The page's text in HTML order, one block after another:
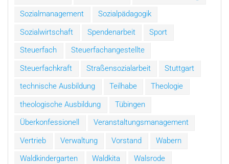
Sozialmanagement
Sozialpädagogik
Sozialwirtschaft
Spendenarbeit
Sport
Steuerfach
Steuerfachangestellte
Steuerfachkraft
Straßensozialarbeit
Stuttgart
technische Ausbildung
Teilhabe
Theologie
theologische Ausbildung
Tübingen
Überkonfessionell
Veranstaltungsmanagement
Vertrieb
Verwaltung Vorstand
Wabern
Waldkindergarten
Waldkita
Walsrode